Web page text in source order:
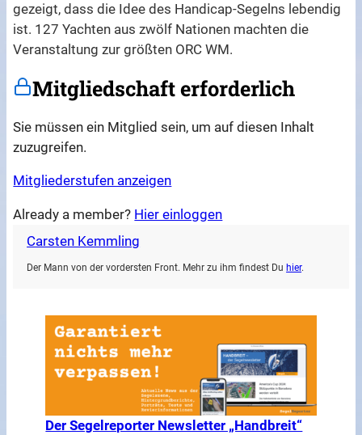
gezeigt, dass die Idee des Handicap-Segelns lebendig
ist. 127 Yachten aus zwölf Nationen machten die
Veranstaltung zur größten ORC WM.
Mitgliedschaft erforderlich
Sie müssen ein Mitglied sein, um auf diesen Inhalt
zuzugreifen.
Mitgliederstufen anzeigen
Already a member? Hier einloggen
Carsten Kemmling
Der Mann von der vordersten Front. Mehr zu ihm findest Du hier.
Der Segelreporter Newsletter „Handbreit“